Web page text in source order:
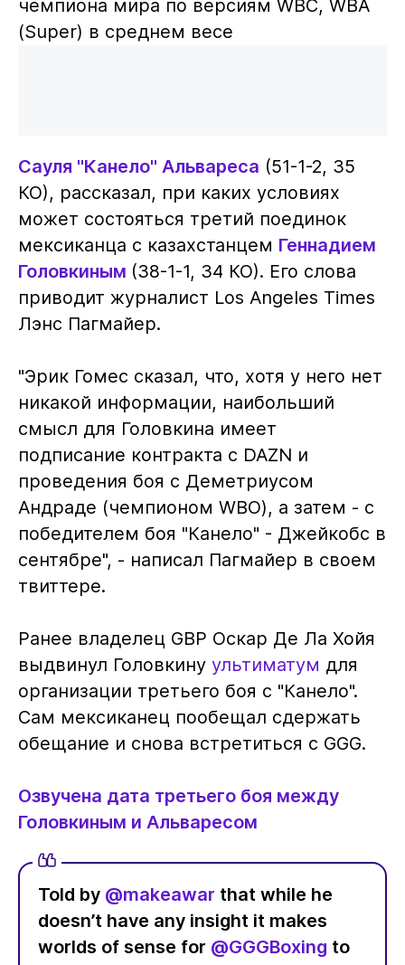
чемпиона мира по версиям WBC, WBA
(Super) в среднем весе
Сауля "Канело" Альвареса (51-1-2, 35
КО), рассказал, при каких условиях
может состояться третий поединок
мексиканца с казахстанцем Геннадием
Головкиным (38-1-1, 34 КО). Его слова
приводит журналист Los Angeles Times
Лэнс Пагмайер.
"Эрик Гомес сказал, что, хотя у него нет
никакой информации, наибольший
смысл для Головкина имеет
подписание контракта с DAZN и
проведения боя с Деметриусом
Андраде (чемпионом WBO), а затем - с
победителем боя "Канело" - Джейкобс в
сентябре", - написал Пагмайер в своем
твиттере.
Ранее владелец GBP Оскар Де Ла Хойя
выдвинул Головкину ультиматум для
организации третьего боя с "Канело".
Сам мексиканец пообещал сдержать
обещание и снова встретиться с GGG.
Озвучена дата третьего боя между
Головкиным и Альваресом
Told by @makeawar that while he
doesn’t have any insight it makes
worlds of sense for @GGGBoxing to